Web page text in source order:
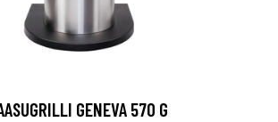
GENEVA 570 G